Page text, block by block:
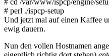
# perl ./ispcp-setup
Und jetzt mal auf einen Kaffee
ewig dauern.
Nun den vollen Hostnamen